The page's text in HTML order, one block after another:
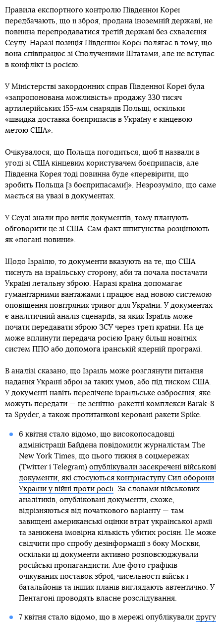
Правила експортного контролю Південної Кореї
передбачають, що її зброя, продана іноземній державі, не
повинна перепродаватися третій державі без схвалення
Сеулу. Наразі позиція Південної Кореї полягає в тому, що
вона співпрацює зі Сполученими Штатами, але не вступає
в конфлікт із росією.
У Міністерстві закордонних справ Південної Кореї була
«запропонована можливість» продажу 330 тисяч
артилерійських 155-мм снарядів Польщі, оскільки
«швидка доставка боєприпасів в Україну є кінцевою
метою США».
Очікувалося, що Польща погодиться, щоб її назвали в
угоді зі США кінцевим користувачем боєприпасів, але
Південна Корея тоді повинна буде «перевірити, що
зробить Польща [з боєприпасами]». Незрозуміло, що саме
мається на увазі в документах.
У Сеулі знали про витік документів, тому планують
обговорити це зі США. Сам факт шпигунства розцінюють
як «погані новини».
Щодо Ізраїлю, то документи вказують на те, що США
тиснуть на ізраїльську сторону, аби та почала постачати
Україні летальну зброю. Наразі країна допомагає
гуманітарними вантажами і працює над новою системою
оповіщення повітряних тривог для України. У документах
є аналітичний аналіз сценаріїв, за яких Ізраїль може
почати передавати зброю ЗСУ через треті країни. На це
може вплинути передача росією Ірану більш новітніх
систем ППО або допомога іранській ядерній програмі.
В аналізі сказано, що Ізраїль може розглянути питання
надання Україні зброї за таких умов, або під тиском США.
У документі навіть перелічене ізраїльське озброєння, яке
можуть передати — це зенітно-ракетні комплекси Barak-8
та Spyder, а також протитанкові керовані ракети Spike.
6 квітня стало відомо, що високопосадовці
адміністрації Байдена повідомили журналістам The
New York Times, що цього тижня в соцмережах
(Twitter і Telegram) опублікували засекречені військові
документи, які стосуються контрнаступу Сил оборони
України у війні проти росії. За словами військових
аналітиків, опубліковані документи, схоже,
відрізняються від початкового варіанту — там
завищені американські оцінки втрат української армії
та занижена імовірна кількість убитих росіян. Це може
свідчити про спробу дезінформації з боку Москви,
оскільки ці документи активно розповсюджували
російські пропагандисти. Але фото графіків
очікуваних поставок зброї, чисельності військ і
батальйонів та інших планів виглядають автентично. У
Пентагоні проводять власне розслідування.
7 квітня стало відомо, що в мережі опублікували другу